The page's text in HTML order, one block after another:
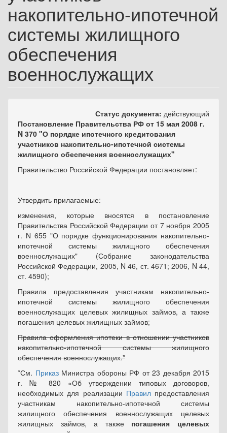
накопительно-ипотечной
системы жилищного
обеспечения
военнослужащих
Статус документа: действующий
Постановление Правительства РФ от 15 мая 2008 г.
N 370 "О порядке ипотечного кредитования
участников накопительно-ипотечной системы
жилищного обеспечения военнослужащих"
Правительство Российской Федерации постановляет:
Утвердить прилагаемые:
изменения, которые вносятся в постановление
Правительства Российской Федерации от 7 ноября 2005
г. N 655 "О порядке функционирования накопительно-
ипотечной системы жилищного обеспечения
военнослужащих" (Собрание законодательства
Российской Федерации, 2005, N 46, ст. 4671; 2006, N 44,
ст. 4590);
Правила предоставления участникам накопительно-
ипотечной системы жилищного обеспечения
военнослужащих целевых жилищных займов, а также
погашения целевых жилищных займов;
Правила оформления ипотеки в отношении участников
накопительно-ипотечной системы жилищного
обеспечения военнослужащих.*
*См. ПриказМинистра обороны РФ от 23 декабря 2015
г. № 820 «Об утверждении типовых договоров,
необходимых для реализации Правилпредоставления
участникам накопительно-ипотечной системы
жилищного обеспечения военнослужащих целевых
жилищных займов, а также погашения целевых